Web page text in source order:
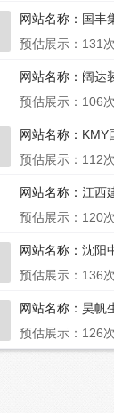
网站名称： 国丰
预估展示：131次
网站名称： 阔达
预估展示：106次
网站名称： KMY
预估展示：112次
网站名称： 江西
预估展示：120次
网站名称： 沈阳
预估展示：136次
网站名称： 昊帆
预估展示：126次